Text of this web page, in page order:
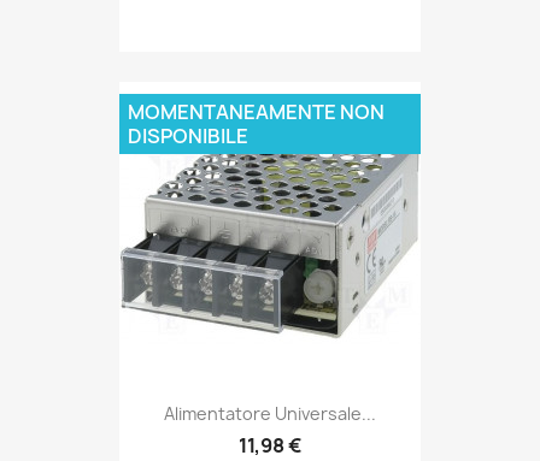
Alimentatore Universale...
11,98 €
MOMENTANEAMENTE NON
DISPONIBILE